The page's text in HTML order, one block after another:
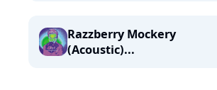
Razzberry Mockery
(Acoustic)...